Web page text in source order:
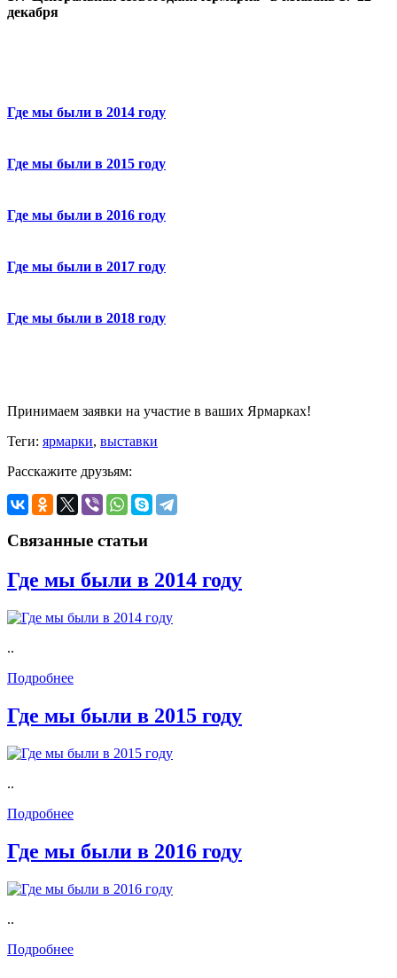
декабря
Где мы были в 2014 году
Где мы были в 2015 году
Где мы были в 2016 году
Где мы были в 2017 году
Где мы были в 2018 году
Принимаем заявки на участие в ваших Ярмарках!
Теги: ярмарки, выставки
Расскажите друзьям:
Связанные статьи
Где мы были в 2014 году
..
Подробнее
Где мы были в 2015 году
..
Подробнее
Где мы были в 2016 году
..
Подробнее